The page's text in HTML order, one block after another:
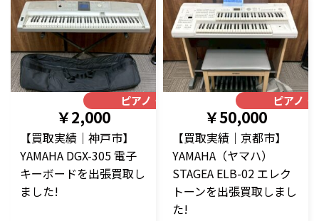
ピアノ・楽器
￥2,000
【買取実績｜神戸市】
YAMAHA DGX-305 電子
キーボードを出張買取し
ました!
ピアノ・
￥50,000
【買取実績｜京都市】
YAMAHA（ヤマハ）
STAGEA ELB-02 エレク
トーンを出張買取しまし
た!